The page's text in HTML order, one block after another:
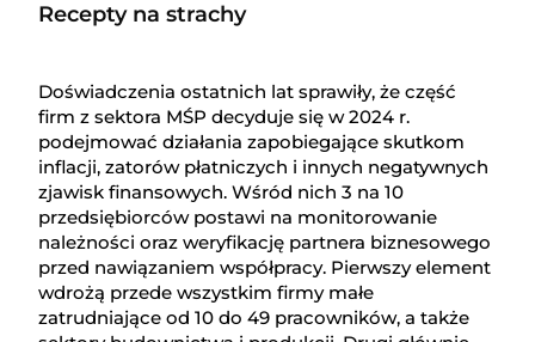
Recepty na strachy
Doświadczenia ostatnich lat sprawiły, że część
firm z sektora MŚP decyduje się w 2024 r.
podejmować działania zapobiegające skutkom
inflacji, zatorów płatniczych i innych negatywnych
zjawisk finansowych. Wśród nich 3 na 10
przedsiębiorców postawi na monitorowanie
należności oraz weryfikację partnera biznesowego
przed nawiązaniem współpracy. Pierwszy element
wdrożą przede wszystkim firmy małe
zatrudniające od 10 do 49 pracowników, a także